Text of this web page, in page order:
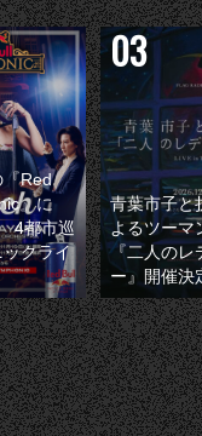
『Red
』に
4都市巡
クライ
青葉市子と
よるツーマ
『二人のレ
ー』開催決